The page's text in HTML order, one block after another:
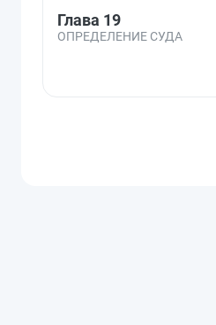
Глава 19
ОПРЕДЕЛЕНИЕ СУДА